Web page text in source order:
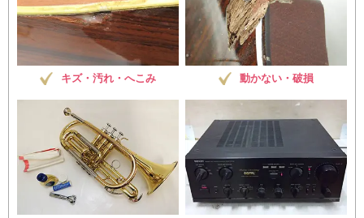
キズ・汚れ・へこみ 動かない・破損